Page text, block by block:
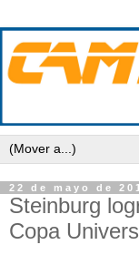
22 de mayo de
Steinburg
Copa